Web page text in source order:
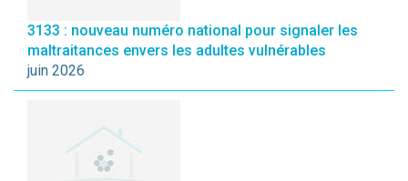
3133 : nouveau numéro national pour signaler les
maltraitances envers les adultes vulnérables
juin 2026